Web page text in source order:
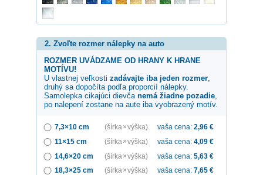
2. Zvoľte rozmer nálepky na auto
ROZMER UVÁDZAME OD HRANY K HRANE
MOTÍVU!
U vlastnej veľkosti zadávajte iba jeden rozmer,
druhý sa dopočíta podľa proporcií nálepky.
Samolepka cikajúci dievča nemá žiadne pozadie,
po nalepení zostane na aute iba vyobrazený motív.
7,3×10 cm (šírka × výška) vaša cena: 2,96 €
11×15 cm
(šírka × výška) vaša cena: 4,09 €
14,6×20 cm
(šírka × výška) vaša cena: 5,63 €
18,3×25 cm
(šírka × výška) vaša cena: 7,65 €